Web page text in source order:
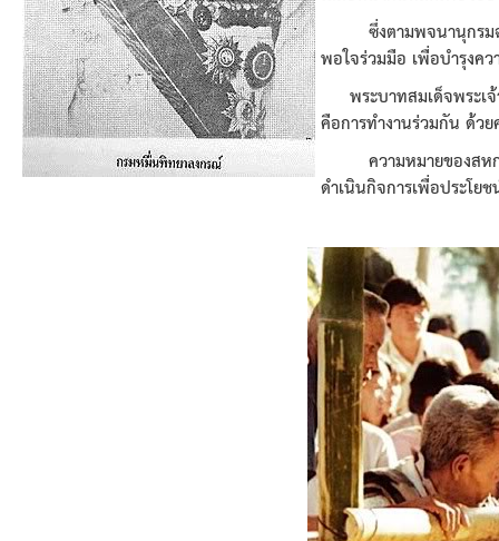
ซึ่งตามพจนานุกรม
พอใจร่วมมือ เพื่อบำรุงคว
พระบาทสมเด็จพระเ
คือการทำงานร่วมกัน ด้ว
ความหมายของสหก
ดำเนินกิจการเพื่อประโย